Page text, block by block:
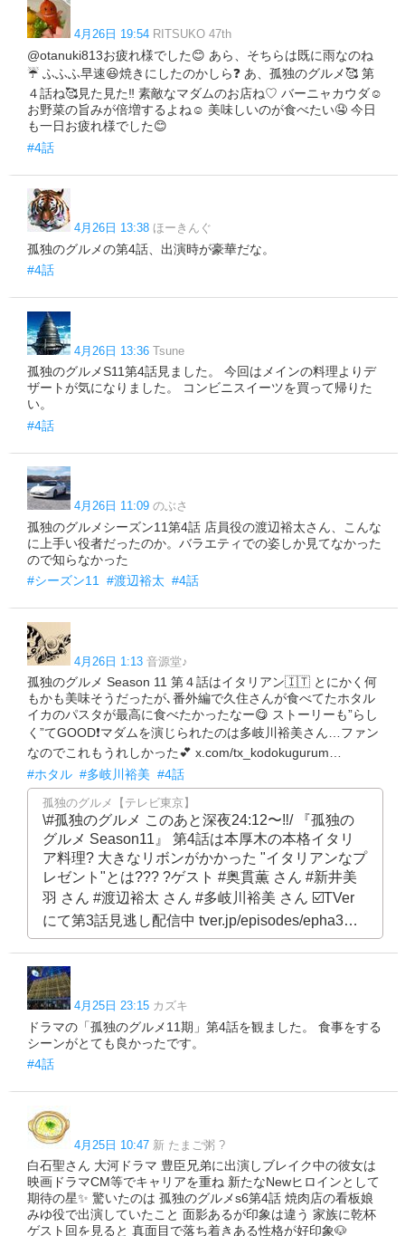
4月26日 19:54 RITSUKO 47th
@otanuki813お疲れ様でした😊 あら、そちらは既に雨なのね
☔ ふふふ早速😆焼きにしたのかしら❓ あ、孤独のグルメ🥰 第
４話ね🥰見た見た‼️ 素敵なマダムのお店ね♡ バーニャカウダ☺️
お野菜の旨みが倍増するよね☺️ 美味しいのが食べたい🤤 今日
も一日お疲れ様でした😊
#4話
4月26日 13:38 ほーきんぐ
孤独のグルメの第4話、出演時が豪華だな。
#4話
4月26日 13:36 Tsune
孤独のグルメS11第4話見ました。 今回はメインの料理よりデ
ザートが気になりました。 コンビニスイーツを買って帰りた
い。
#4話
4月26日 11:09 のぶさ
孤独のグルメシーズン11第4話 店員役の渡辺裕太さん、こんな
に上手い役者だったのか。バラエティでの姿しか見てなかった
ので知らなかった
#シーズン11 #渡辺裕太 #4話
4月26日 1:13 音源堂♪
孤独のグルメ Season 11 第４話はイタリアン🇮🇹 とにかく何
もかも美味そうだったが､番外編で久住さんが食べてたホタル
イカのパスタが最高に食べたかったなー😋 ストーリーも”らし
く”てGOOD❗️マダムを演じられたのは多岐川裕美さん…ファン
なのでこれもうれしかった💕 x.com/tx_kodokugurum…
#ホタル #多岐川裕美 #4話
孤独のグルメ【テレビ東京】
\#孤独のグルメ このあと深夜24:12〜‼️/ 『孤独の
グルメ Season11』 第4話は本厚木の本格イタリ
ア料理?️ 大きなリボンがかかった "イタリアンなプ
レゼント"とは??? ?ゲスト #奥貫薫 さん #新井美
羽 さん #渡辺裕太 さん #多岐川裕美 さん ☑️TVer
にて第3話見逃し配信中 tver.jp/episodes/epha3…
4月25日 23:15 カズキ
ドラマの「孤独のグルメ11期」第4話を観ました。 食事をする
シーンがとても良かったです。
#4話
4月25日 10:47 新 たまご粥 ?
白石聖さん 大河ドラマ 豊臣兄弟に出演しブレイク中の彼女は
映画ドラマCM等でキャリアを重ね 新たなNewヒロインとして
期待の星✨️ 驚いたのは 孤独のグルメs6第4話 焼肉店の看板娘
みゆ役で出演していたこと 面影あるが印象は違う 家族に乾杯
ゲスト回を見ると 真面目で落ち着きある性格が好印象🐶